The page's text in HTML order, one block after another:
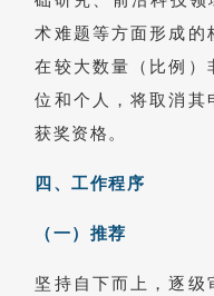
术难题等方面形成的
在较大数量（比例）
位和个人，将取消其
获奖资格。
四、工作程序
（一）推荐
坚持自下而上，逐级